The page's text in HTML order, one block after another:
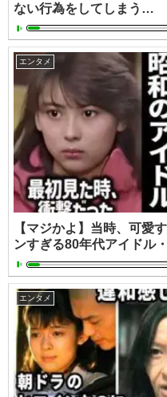
ない行為をしてしまう…
エンタメ
【マジかよ】当時、可愛
ンすぎる80年代アイドル
エンタメ